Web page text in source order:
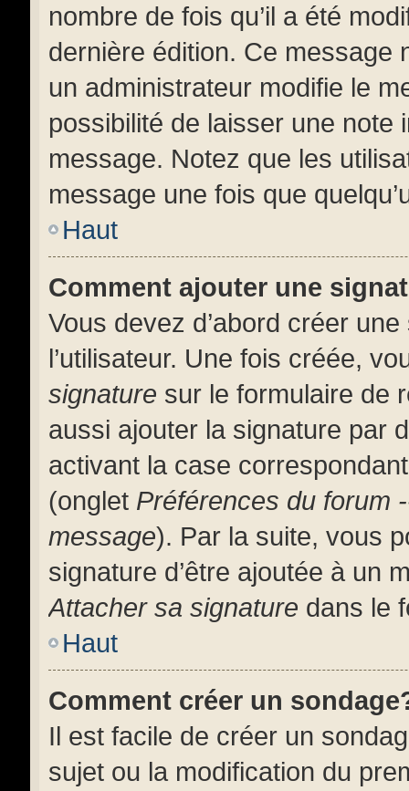
nombre de fois qu’il a été
dernière édition. Ce message
un administrateur modifie le
possibilité de laisser une note
message. Notez que les
message une fois que
Haut
Comment ajouter une
Vous devez d’abord créer
l’utilisateur. Une fois créée,
signature sur le formulaire de
aussi ajouter la signature par
activant la case
(onglet Préférences du forum
message). Par la suite, vous
signature d’être ajoutée à un
Attacher sa signature dans le
Haut
Comment créer un
Il est facile de créer un
sujet ou la modification du